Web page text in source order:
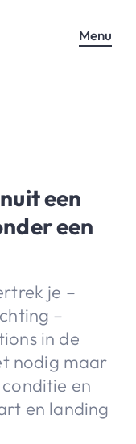
Menu
een
een
je –
–
in de
nodig maar
en
en landing